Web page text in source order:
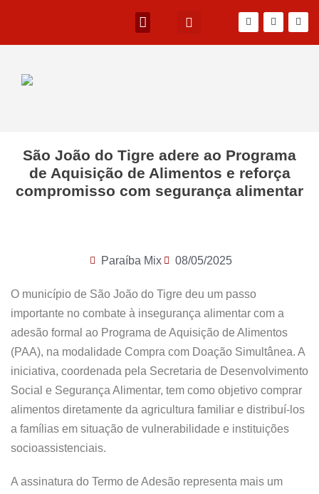
São João do Tigre adere ao Programa
de Aquisição de Alimentos e reforça
compromisso com segurança alimentar
Paraíba Mix 08/05/2025
O município de São João do Tigre deu um passo
importante no combate à insegurança alimentar com a
adesão formal ao Programa de Aquisição de Alimentos
(PAA), na modalidade Compra com Doação Simultânea. A
iniciativa, coordenada pela Secretaria de Desenvolvimento
Social e Segurança Alimentar, tem como objetivo comprar
alimentos diretamente da agricultura familiar e distribuí-los
a famílias em situação de vulnerabilidade e instituições
socioassistenciais.
A assinatura do Termo de Adesão representa mais um